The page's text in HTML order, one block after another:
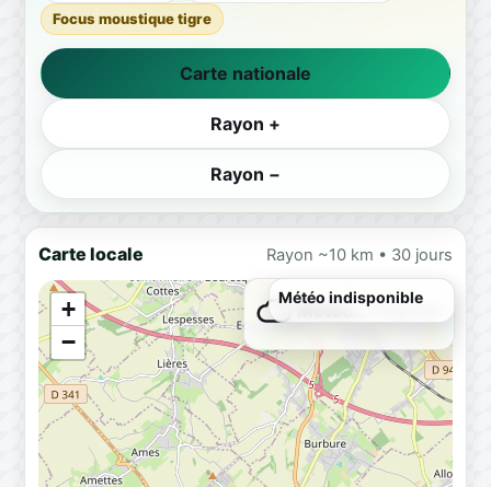
Focus moustique tigre
Carte nationale
Rayon +
Rayon −
Carte locale Rayon ~10 km • 30 jours
+
−
Météo…Chargement
Météo indisponible